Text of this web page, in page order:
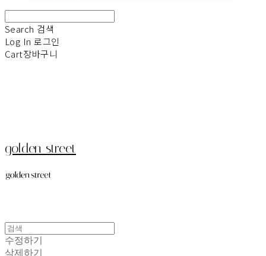
Search 검색
Log In 로그인
Cart장바구니
golden street
수정하기
삭제하기